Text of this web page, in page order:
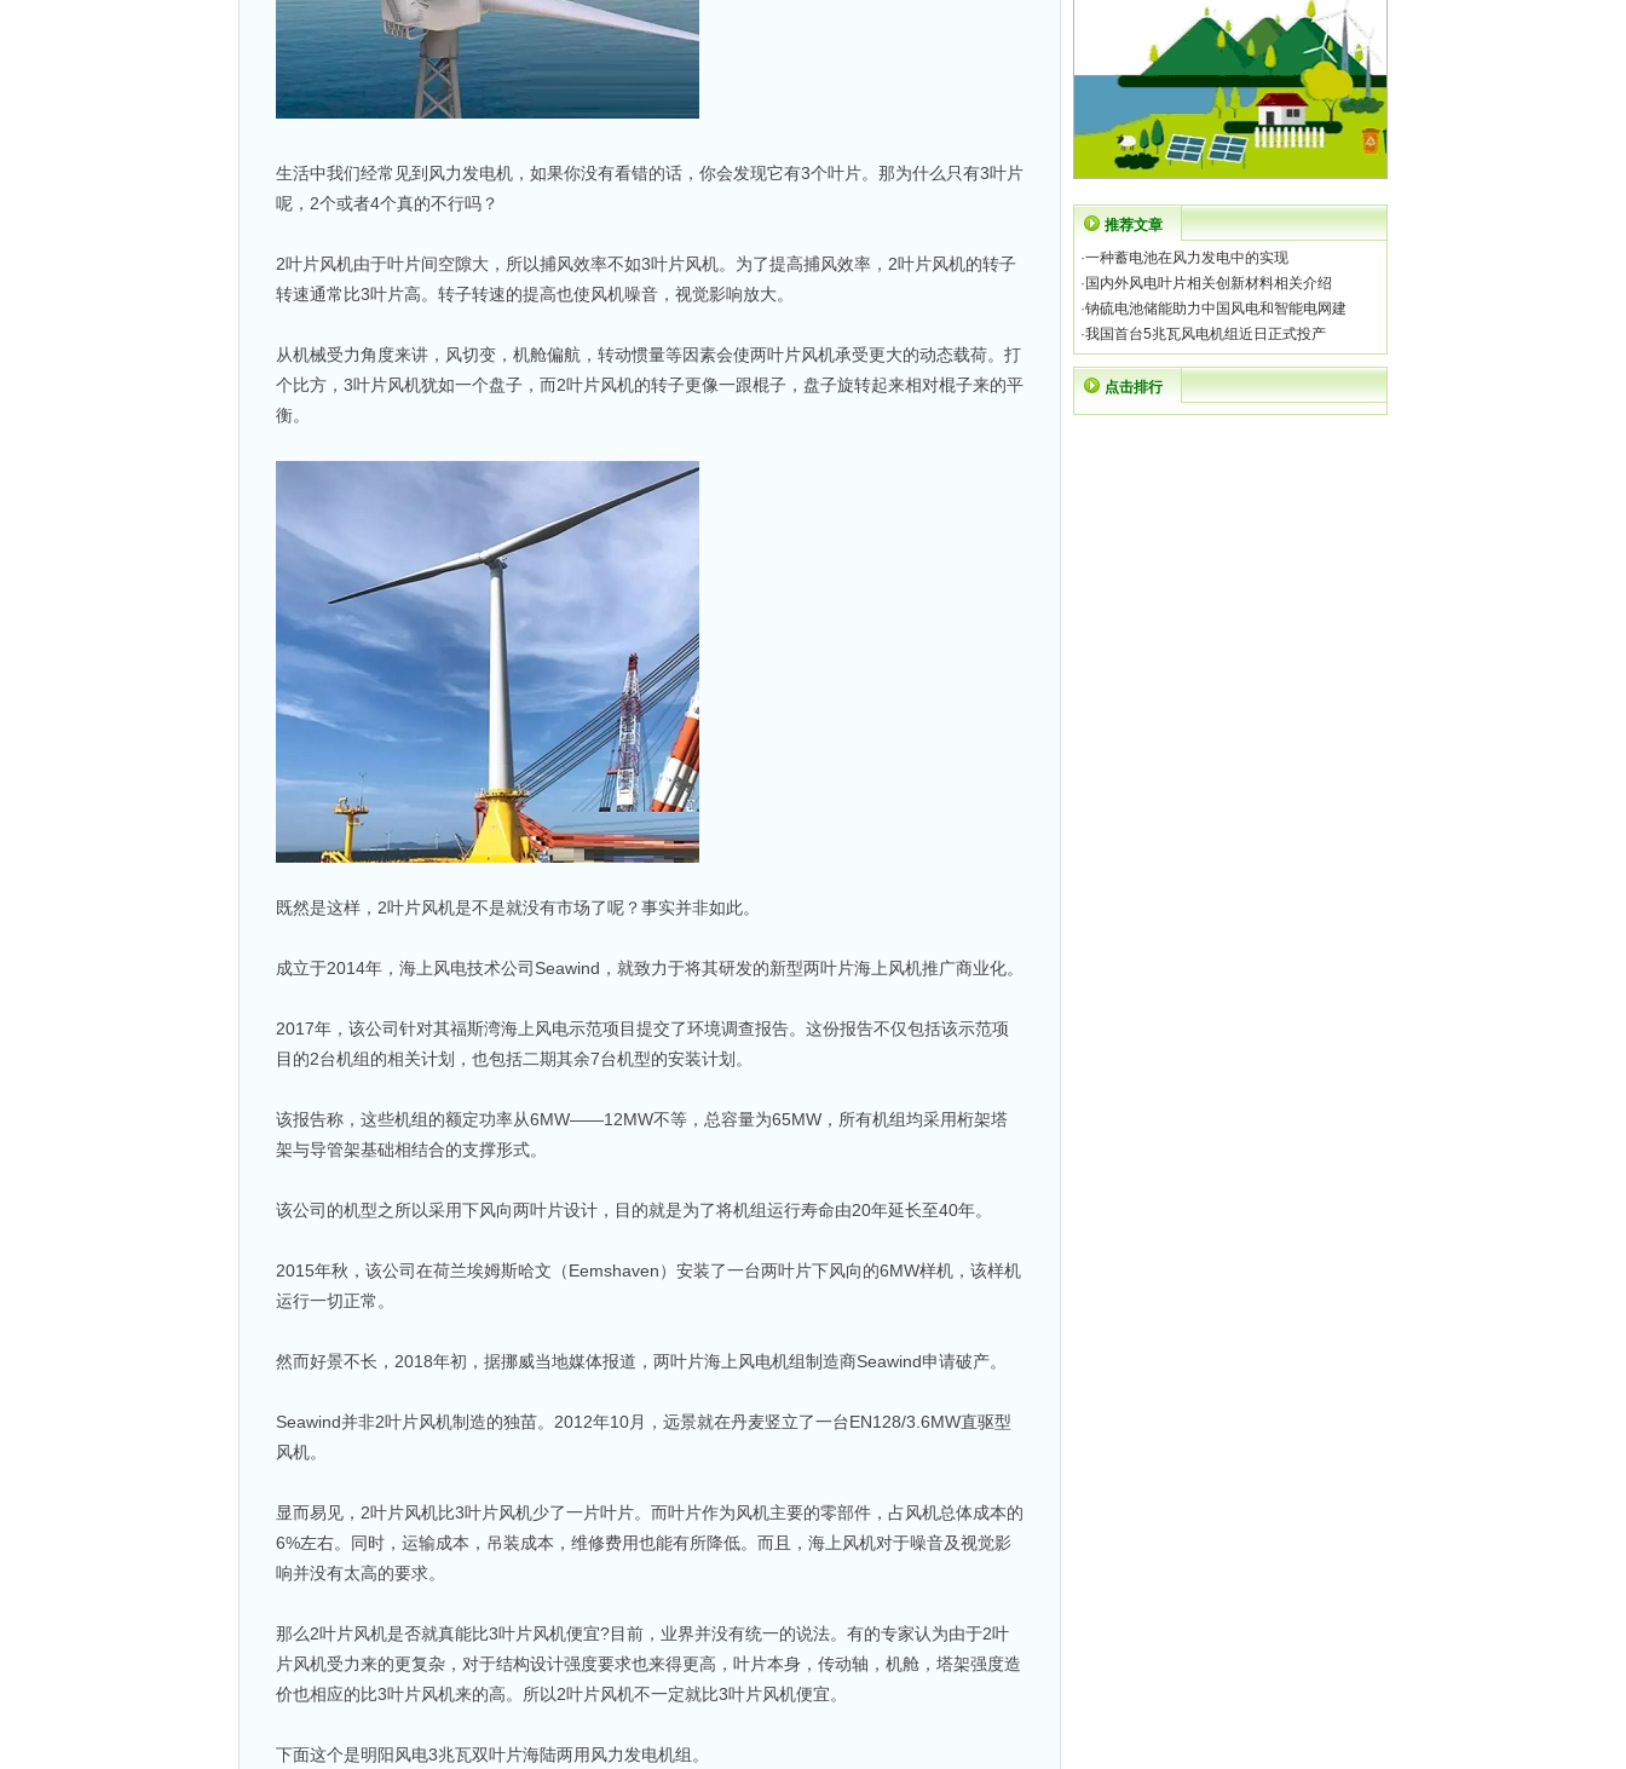
生活中我们经常见到风力发电机，如果你没有看错的话，你会发现它有3个叶片。那为什么只有3叶片
呢，2个或者4个真的不行吗？
2叶片风机由于叶片间空隙大，所以捕风效率不如3叶片风机。为了提高捕风效率，2叶片风机的转子
转速通常比3叶片高。转子转速的提高也使风机噪音，视觉影响放大。
从机械受力角度来讲，风切变，机舱偏航，转动惯量等因素会使两叶片风机承受更大的动态载荷。打
个比方，3叶片风机犹如一个盘子，而2叶片风机的转子更像一跟棍子，盘子旋转起来相对棍子来的平
衡。
既然是这样，2叶片风机是不是就没有市场了呢？事实并非如此。
成立于2014年，海上风电技术公司Seawind，就致力于将其研发的新型两叶片海上风机推广商业化。
2017年，该公司针对其福斯湾海上风电示范项目提交了环境调查报告。这份报告不仅包括该示范项
目的2台机组的相关计划，也包括二期其余7台机型的安装计划。
该报告称，这些机组的额定功率从6MW——12MW不等，总容量为65MW，所有机组均采用桁架塔
架与导管架基础相结合的支撑形式。
该公司的机型之所以采用下风向两叶片设计，目的就是为了将机组运行寿命由20年延长至40年。
2015年秋，该公司在荷兰埃姆斯哈文（Eemshaven）安装了一台两叶片下风向的6MW样机，该样机
运行一切正常。
然而好景不长，2018年初，据挪威当地媒体报道，两叶片海上风电机组制造商Seawind申请破产。
Seawind并非2叶片风机制造的独苗。2012年10月，远景就在丹麦竖立了一台EN128/3.6MW直驱型
风机。
显而易见，2叶片风机比3叶片风机少了一片叶片。而叶片作为风机主要的零部件，占风机总体成本的
6%左右。同时，运输成本，吊装成本，维修费用也能有所降低。而且，海上风机对于噪音及视觉影
响并没有太高的要求。
那么2叶片风机是否就真能比3叶片风机便宜?目前，业界并没有统一的说法。有的专家认为由于2叶
片风机受力来的更复杂，对于结构设计强度要求也来得更高，叶片本身，传动轴，机舱，塔架强度造
价也相应的比3叶片风机来的高。所以2叶片风机不一定就比3叶片风机便宜。
下面这个是明阳风电3兆瓦双叶片海陆两用风力发电机组。
推荐文章
·一种蓄电池在风力发电中的实现
· 国内外风电叶片相关创新材料相关介绍
·钠硫电池储能助力中国风电和智能电网建
·我国首台5兆瓦风电机组近日正式投产
点击排行